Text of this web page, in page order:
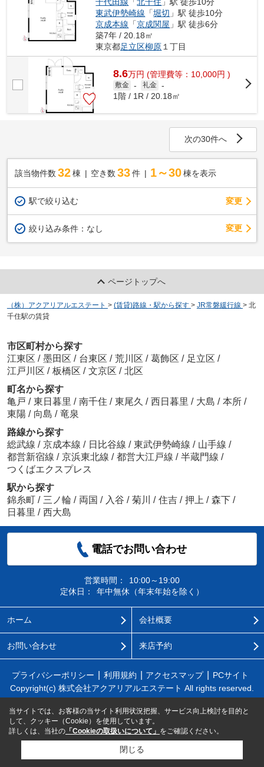
東武伊勢崎線 「堀切 」駅 徒歩10分
京成本線 「京成関屋 」駅 徒歩6分
築7年 / 20.18㎡
東京都足立区柳原 １丁目
8.6万円 (管理費等：10,000円 )
敷金 - 礼金 -
1階 / 1R / 20.18㎡
次の30件へ
該当物件数 32棟 空き数 33 件 1～30 棟を表示
駅で絞り込む 変更
絞り込み条件： なし 変更
ページトップへ
（株）アクアリアルエステート > (賃貸)路線・駅から探す > JR常磐緩行線 > 北
千住駅の賃貸
市区町村から探す
江東区 / 墨田区 / 台東区 / 荒川区 / 葛飾区 / 足立区 /
江戸川区 / 板橋区 / 文京区 / 北区
町名から探す
亀戸 / 東日暮里 / 南千住 / 東尾久 / 西日暮里 / 大島 / 本所 /
東陽 / 向島 / 竜泉
路線から探す
総武線 / 京成本線 / 日比谷線 / 東武伊勢崎線 / 山手線 /
都営新宿線 / 京浜東北線 / 都営大江戸線 / 半蔵門線 /
つくばエクスプレス
駅から探す
錦糸町 / 三ノ輪 / 両国 / 入谷 / 菊川 / 住吉 / 押上 / 森下 /
日暮里 / 西大島
電話でお問い合わせ
営業時間：
10:00～19:00
定休日：
年中無休（年末年始を除く）
ホーム 会社概要
お問い合わせ 来店予約
プライバシーポリシー 利用規約 アクセスマップ
PCサイト
Copyright(c) 株式会社アクアリアルエステート All rights reserved.
当サイトでは、お客様の当サイト利用状況把握、サービス向上検討を目的と
して、クッキー（Cookie）を使用しています。
詳しくは、当社の 「Cookieの取扱いについて」 をご確認ください。
閉じる